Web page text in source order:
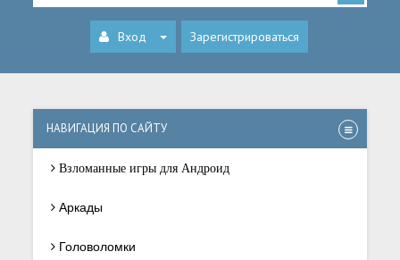
Вход Зарегистрироваться
НАВИГАЦИЯ ПО САЙТУ
Взломанные игры для Андроид
Аркады
Головоломки